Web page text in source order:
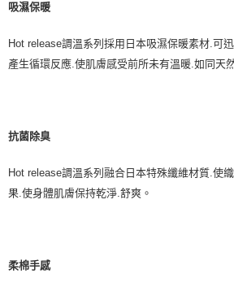
吸濕保暖
Hot release調溫系列採用日本吸濕保暖素材 可
產生循環反應 使肌膚感受前所未有溫暖 如同天
抗菌除臭
Hot release調溫系列融合日本特殊纖維材質 使
果 使身體肌膚保持乾淨 舒爽。
柔棉手感